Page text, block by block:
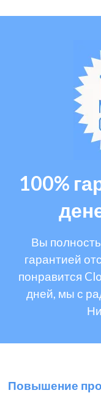
100%
Вы
гарантией
понравится
дней, мы с
Повышение